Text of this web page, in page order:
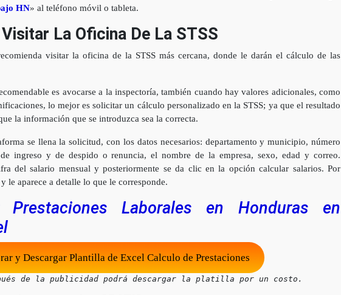
HN» al teléfono móvil o tableta.
La Oficina De La STSS
visitar la oficina de la STSS más cercana, donde le darán el cálculo de las
es avocarse a la inspectoría, también cuando hay valores adicionales, como
lo mejor es solicitar un cálculo personalizado en la STSS; ya que el resultado
la información que se introduzca sea la correcta.
se llena la solicitud, con los datos necesarios: departamento y municipio, número
ingreso y de despido o renuncia, el nombre de la empresa, sexo, edad y correo.
del salario mensual y posteriormente se da clic en la opción calcular salarios. Por
le aparece a detalle lo que le corresponde.
Prestaciones Laborales en Honduras en
y Descargar Plantilla de Excel Calculo de Prestaciones
de la publicidad podrá descargar la platilla por un costo.